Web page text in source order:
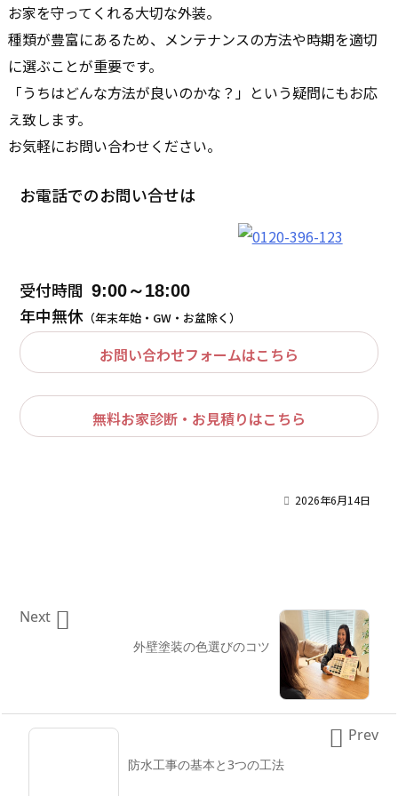
お家を守ってくれる大切な外装。
種類が豊富にあるため、メンテナンスの方法や時期を適切
に選ぶことが重要です。
「うちはどんな方法が良いのかな？」という疑問にもお応
え致します。
お気軽にお問い合わせください。
お電話でのお問い合せは
受付時間 9:00～18:00
年中無休（年末年始・GW・お盆除く）
お問い合わせフォームはこちら
無料お家診断・お見積りはこちら
 2026年6月14日
外壁塗装の色選びのコツ

Next
防水工事の基本と3つの工法
 Prev